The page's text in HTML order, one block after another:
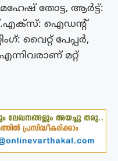
തോട്ട, ആർട്ട്:
ഐഡൻ്റ്
വൈറ്റ് പേപ്പർ,
മറ്റ്